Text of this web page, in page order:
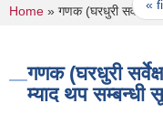
« first
You are
Home » गणक (घरधुरी सर्वेक्षक)
गणक (घरधुरी
म्याद थप सम्बन्धी